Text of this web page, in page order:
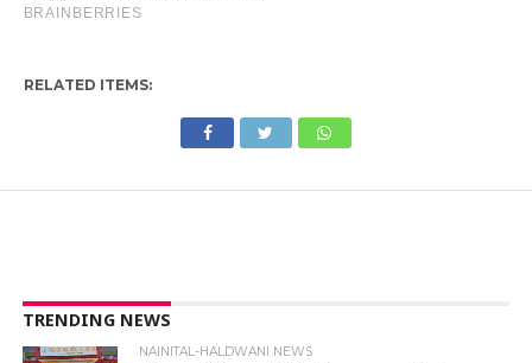
RELATED ITEMS:
TRENDING NEWS
NAINITAL-HALDWANI NEWS